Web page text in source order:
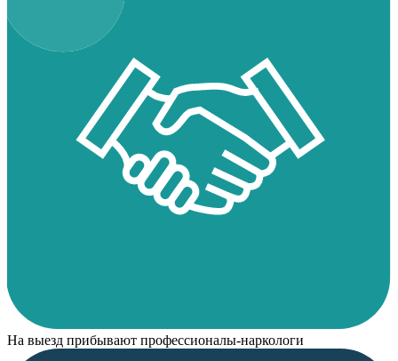
На выезд прибывают профессионалы-наркологи